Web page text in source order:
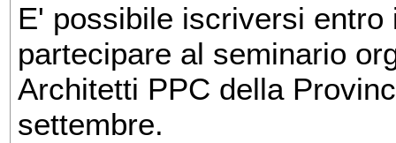
E' possibile iscriversi
partecipare al seminario
Architetti PPC della
settembre.